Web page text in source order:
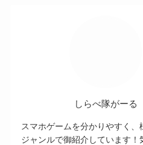
しらべ隊がーる
スマホゲームを分かりやすく、
ジャンルで御紹介しています！